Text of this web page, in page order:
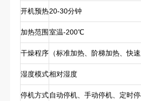
开机预热20-30分钟
加热范围室温-200℃
干燥程序 （标准加热、阶梯加热、快
湿度模式相对湿度
停机方式自动停机、手动停机、定时